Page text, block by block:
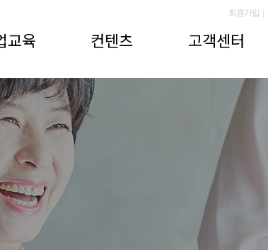
회원가입
교육 컨텐츠 고객센터